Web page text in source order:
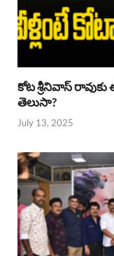
కోట శ్రీనివాస్
తెలుసా?
July 13, 2025